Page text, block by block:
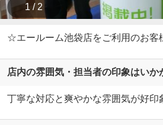
1 / 2
☆エールーム池袋店をご利用のお
店内の雰囲気・担当者の印象はいか
丁寧な対応と爽やかな雰囲気が好印